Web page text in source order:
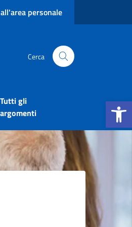
Apri la
personale
Cerca
Tutti gli
argomenti